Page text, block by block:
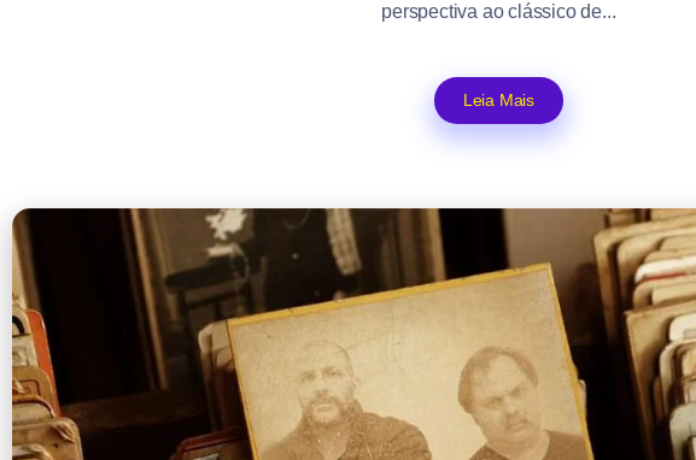
perspectiva ao clássico de...
Leia Mais